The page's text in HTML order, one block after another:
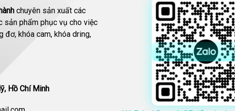
chuyên sản xuất các
sản phẩm phục vụ cho việc
đơ, khóa cam, khóa dring,
Hồ Chí Minh